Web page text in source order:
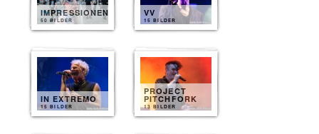
IMPRESSIONEN
50 BILDER
VV
15 BILDER
IN EXTREMO
15 BILDER
PROJECT
PITCHFORK
13 BILDER